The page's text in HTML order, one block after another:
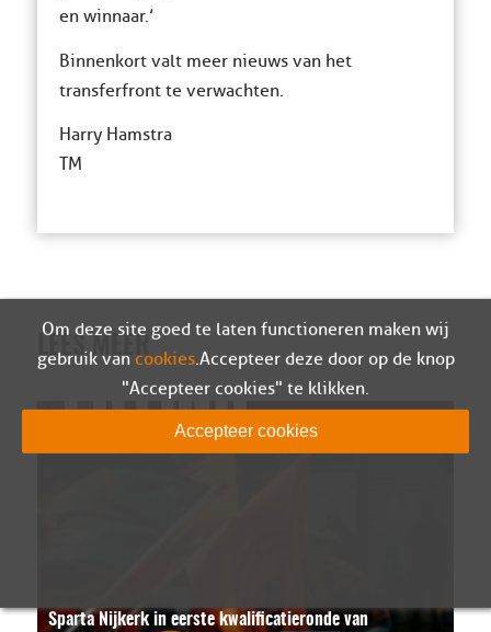
en winnaar.’
Binnenkort valt meer nieuws van het
transferfront te verwachten.
Harry Hamstra
TM
LEES MEER
Sparta Nijkerk in eerste kwalificatieronde van
Om deze site goed te laten functioneren maken wij
gebruik van cookies. Accepteer deze door op de knop
"Accepteer cookies" te klikken.
Accepteer cookies